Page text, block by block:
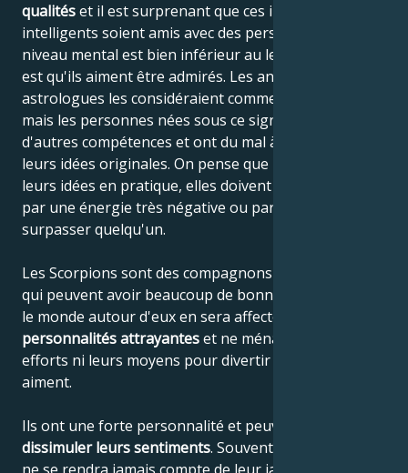
qualitéset il est surprenant que ces individus très
intelligents soient amis avec des personnes dont le
niveau mental est bien inférieur au leur. La raison en
est qu'ils aiment être admirés. Les anciens
astrologues les considéraient comme des génies,
mais les personnes nées sous ce signe ont peu
d'autres compétences et ont du mal à concrétiser
leurs idées originales. On pense que pour mettre
leurs idées en pratique, elles doivent être animées
par une énergie très négative ou par le désir de
surpasser quelqu'un.
Les Scorpions sont des compagnons très charmants,
qui peuvent avoir beaucoup de bonnes idées et tout
le monde autour d'eux en sera affecté. Ils ont des
personnalités attrayanteset ne ménagent pas leurs
efforts ni leurs moyens pour divertir les gens qu'ils
aiment.
Ils ont une forte personnalité et peuvent
dissimuler leurs sentiments. Souvent, leur partenaire